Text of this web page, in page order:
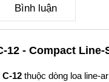
Bình luận
12 - Compact
12 thuộc dòng loa line-